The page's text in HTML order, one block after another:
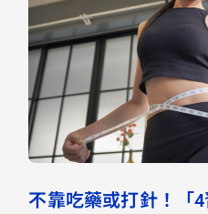
不靠吃藥或打針！「